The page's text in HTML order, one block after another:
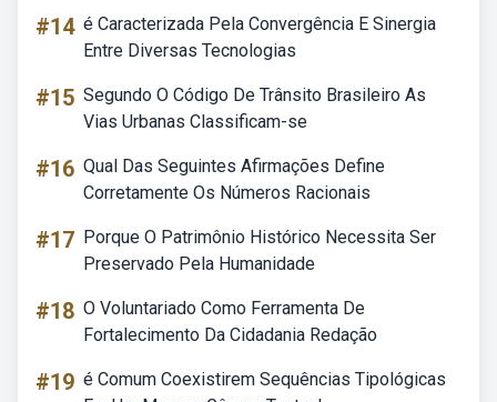
#14 é Caracterizada Pela Convergência E Sinergia
Entre Diversas Tecnologias
#15 Segundo O Código De Trânsito Brasileiro As
Vias Urbanas Classificam-se
#16 Qual Das Seguintes Afirmações Define
Corretamente Os Números Racionais
#17 Porque O Patrimônio Histórico Necessita Ser
Preservado Pela Humanidade
#18 O Voluntariado Como Ferramenta De
Fortalecimento Da Cidadania Redação
#19 é Comum Coexistirem Sequências Tipológicas